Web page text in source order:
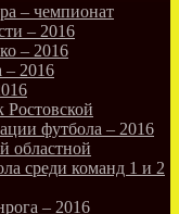
– чемпионат
– 2016
– 2016
– 2016
футбола – 2016
областной
среди команд 1 и 2
– 2016